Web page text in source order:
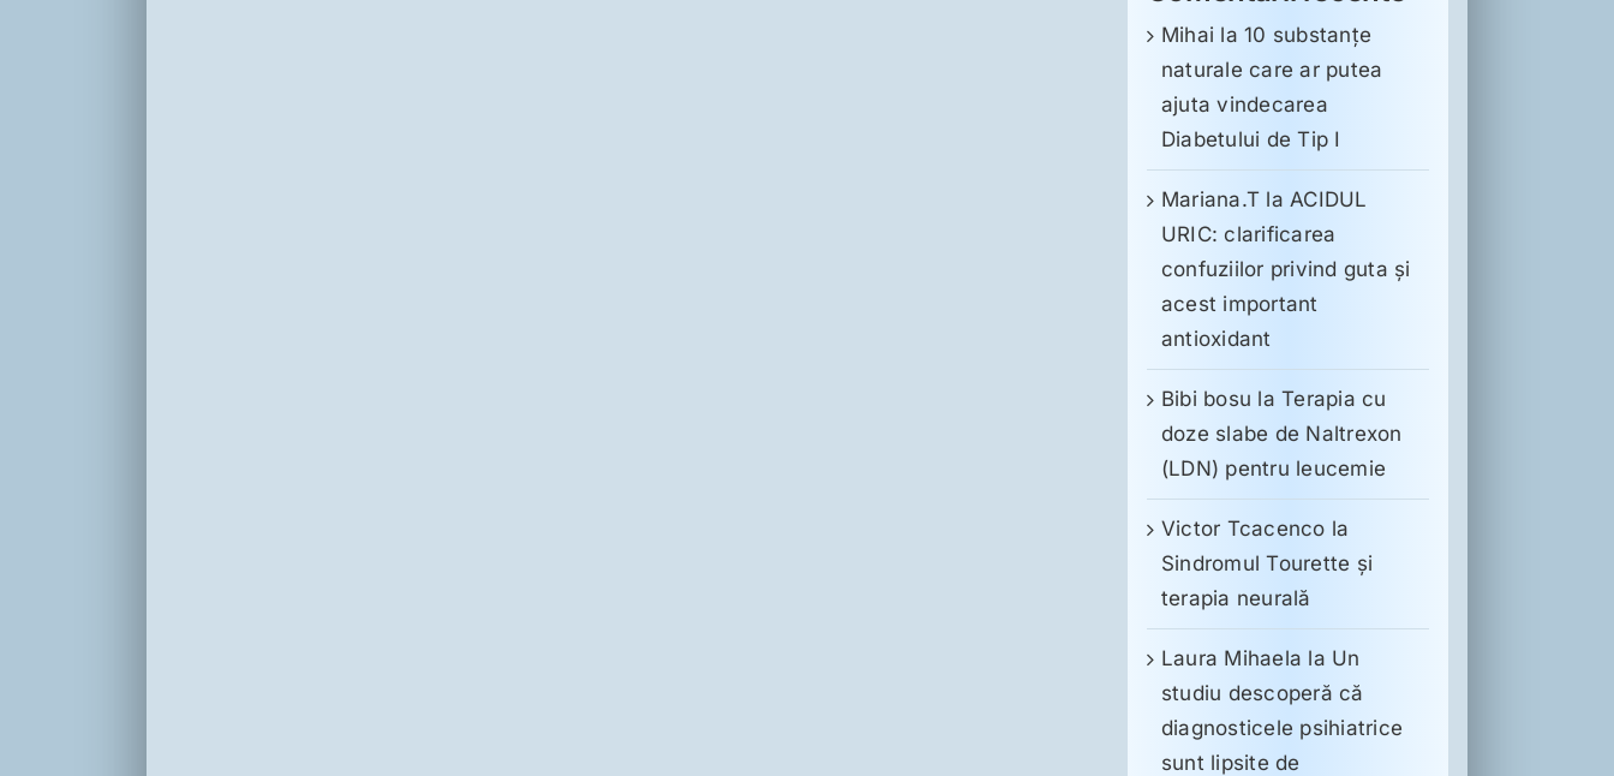
Mihai la10 substanţe
naturale care ar putea
ajuta vindecarea
Diabetului de Tip I
Mariana.T la ACIDUL
URIC: clarificarea
confuziilor privind guta și
acest important
antioxidant
Bibi bosu laTerapia cu
doze slabe de Naltrexon
(LDN) pentru leucemie
Victor Tcacenco la
Sindromul Tourette şi
terapia neurală
Laura Mihaela la Un
studiu descoperă că
diagnosticele psihiatrice
sunt lipsite de